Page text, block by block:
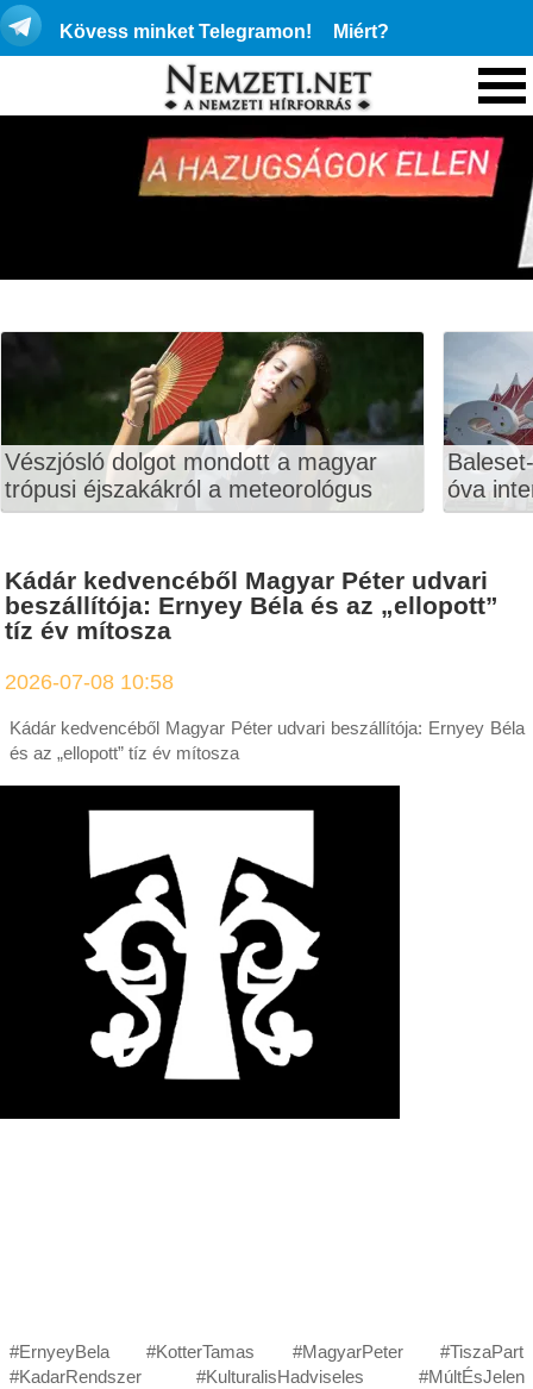
Kövess minket Telegramon! Miért?
Vészjósló dolgot mondott a magyar
trópusi éjszakákról a meteorológus
óva
Kádár kedvencéből Magyar Péter udvari
beszállítója: Ernyey Béla és az „ellopott”
tíz év mítosza
2026-07-08 10:58
Kádár kedvencéből Magyar Péter udvari beszállítója: Ernyey Béla
és az „ellopott” tíz év mítosza
#ErnyeyBela #KotterTamas #MagyarPeter #TiszaPart
#KadarRendszer #KulturalisHadviseles #MúltÉsJelen